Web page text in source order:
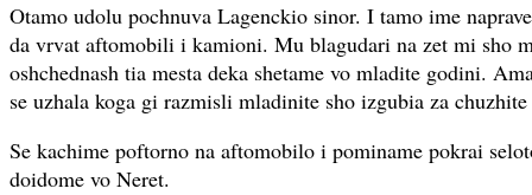
Otamo udolu pochnuva Lagenckio sinor. I tamo ime
da vrvat aftomobili i kamioni. Mu blagudari na zet mi sho
oshchednash tia mesta deka shetame vo mladite godini.
se uzhala koga gi razmisli mladinite sho izgubia za
Se kachime poftorno na aftomobilo i pominame pokrai
doidome vo Neret.